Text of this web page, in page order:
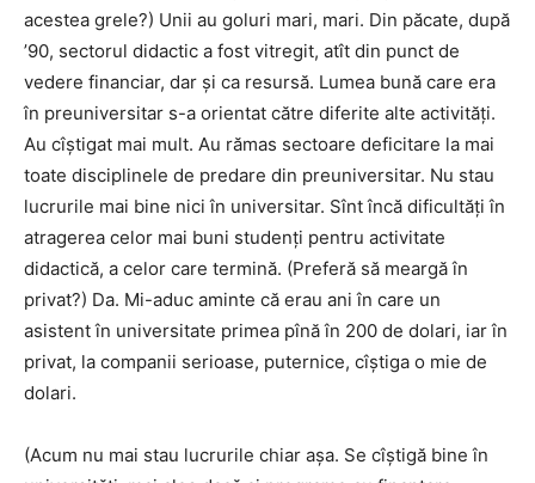
acestea grele?) Unii au goluri mari, mari. Din păcate, după
’90, sectorul didactic a fost vitregit, atît din punct de
vedere financiar, dar și ca resursă. Lumea bună care era
în preuniversitar s-a orientat către diferite alte activități.
Au cîștigat mai mult. Au rămas sectoare deficitare la mai
toate disciplinele de predare din preuniversitar. Nu stau
lucrurile mai bine nici în universitar. Sînt încă dificultăți în
atragerea celor mai buni studenți pentru activitate
didactică, a celor care termină. (Preferă să meargă în
privat?) Da. Mi-aduc aminte că erau ani în care un
asistent în universitate primea pînă în 200 de dolari, iar în
privat, la companii serioase, puternice, cîștiga o mie de
dolari.
(Acum nu mai stau lucrurile chiar așa. Se cîștigă bine în